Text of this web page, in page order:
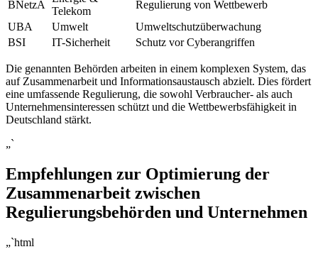
BNetzA
Telekom
Regulierung‌ von Wettbewerb
UBA
Umwelt
Umweltschutzüberwachung
BSI
IT-Sicherheit Schutz vor Cyberangriffen
Die genannten Behörden arbeiten ‌in einem komplexen System, das
auf Zusammenarbeit ⁢und Informationsaustausch abzielt.⁤ Dies fördert
eine umfassende Regulierung, die sowohl‍ Verbraucher- als‌ auch
Unternehmensinteressen schützt und die Wettbewerbsfähigkeit in
Deutschland ​stärkt.
„`
Empfehlungen zur Optimierung der⁣
Zusammenarbeit ⁤zwischen
Regulierungsbehörden und ⁣Unternehmen
„`html